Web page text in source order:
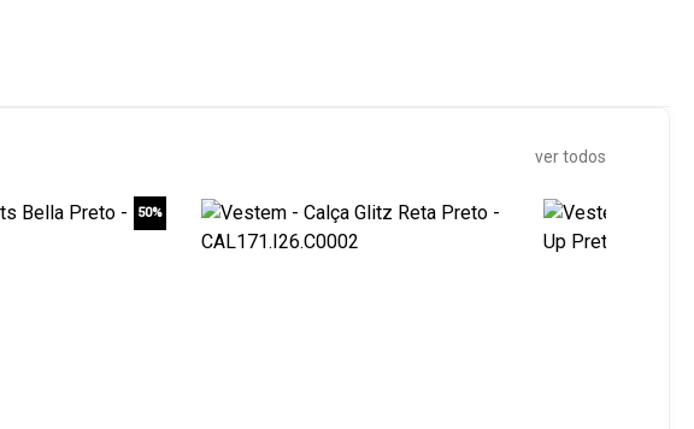
ver todos
50%